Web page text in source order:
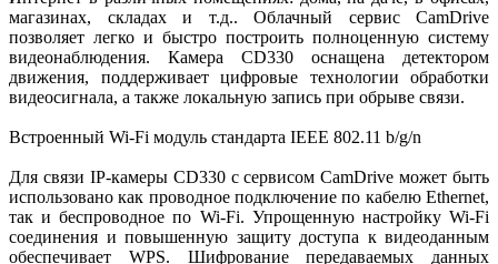
магазинах, складах и т.д.. Облачный сервис CamDrive
позволяет легко и быстро построить полноценную систему
видеонаблюдения. Камера СD330 оснащена детектором
движения, поддерживает цифровые технологии обработки
видеосигнала, а также локальную запись при обрыве связи.
Встроенный Wi-Fi модуль стандарта IEEE 802.11 b/g/n
Для связи IP-камеры CD330 с сервисом CamDrive может быть
использовано как проводное подключение по кабелю Ethernet,
так и беспроводное по Wi-Fi. Упрощенную настройку Wi-Fi
соединения и повышенную защиту доступа к видеоданным
обеспечивает WPS. Шифрование передаваемых данных